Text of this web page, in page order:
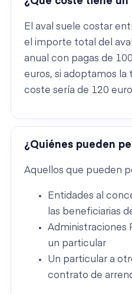
El aval suele costar
el importe total del
anual con pagas de
euros, si adoptamos la
coste sería de 120
¿Quiénes pueden
Aquellos que pueden
Entidades al
las beneficiarias
Administraciones
un particular
Un particular a
contrato de